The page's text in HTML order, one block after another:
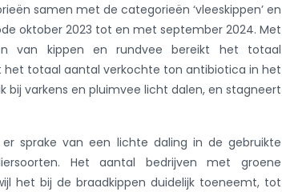
samen met de categorieën ‘vleeskippen’ en
oktober 2023 tot en met september 2024. Met
van kippen en rundvee bereikt het totaal
het totaal aantal verkochte ton antibiotica in het
bij varkens en pluimvee licht dalen, en stagneert
sprake van een lichte daling in de gebruikte
Het aantal bedrijven met groene
het bij de braadkippen duidelijk toeneemt, tot